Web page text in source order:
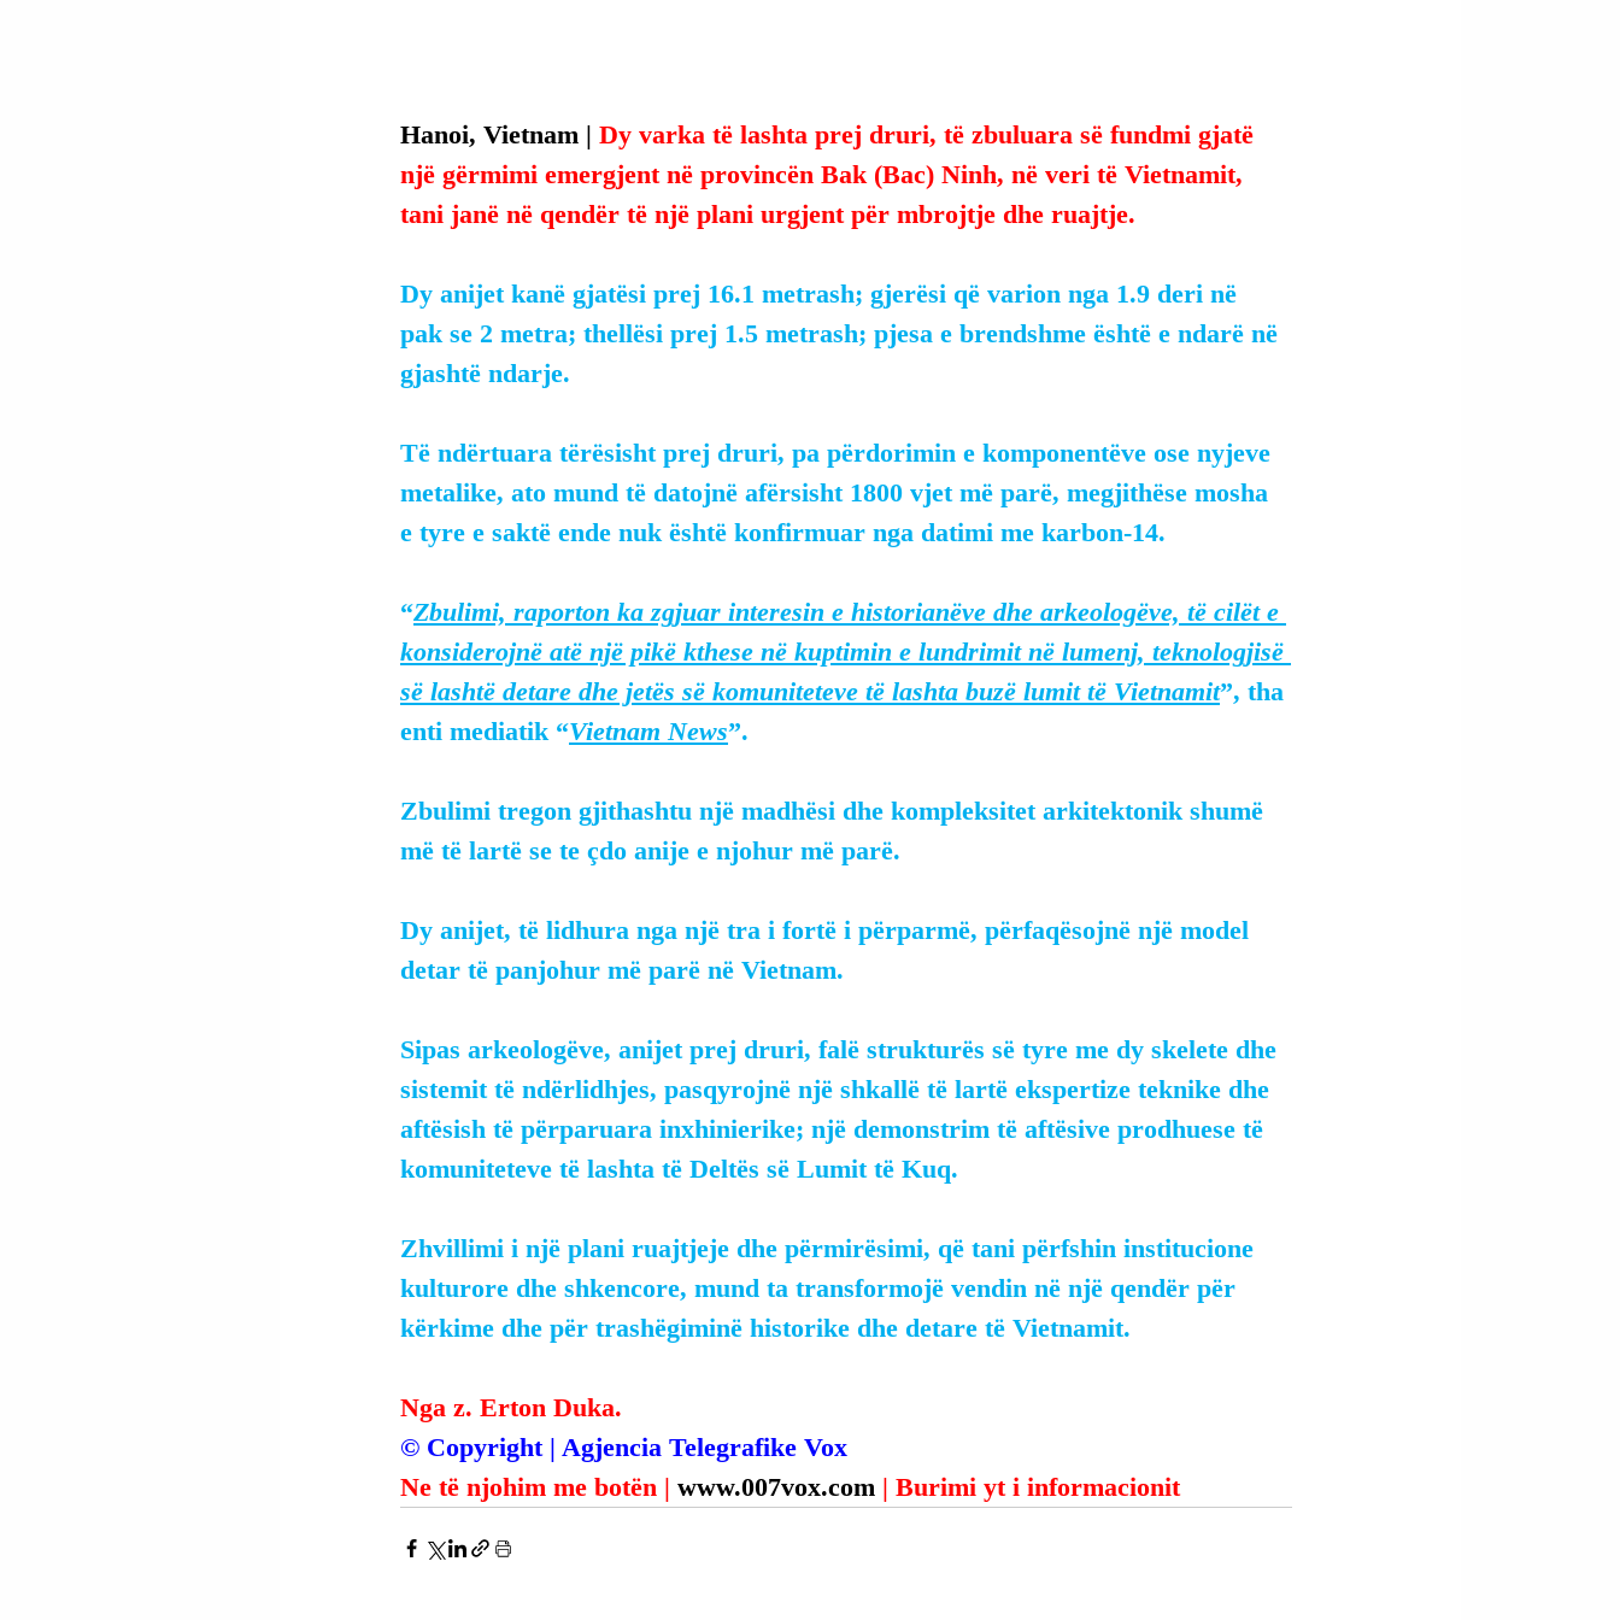
Hanoi, Vietnam | Dy varka të lashta prej druri, të zbuluara së fundmi gjatë
një gërmimi emergjent në provincën Bak (Bac) Ninh, në veri të Vietnamit,
tani janë në qendër të një plani urgjent për mbrojtje dhe ruajtje.
Dy anijet kanë gjatësi prej 16.1 metrash; gjerësi që varion nga 1.9 deri në
pak se 2 metra; thellësi prej 1.5 metrash; pjesa e brendshme është e ndarë në
gjashtë ndarje.
Të ndërtuara tërësisht prej druri, pa përdorimin e komponentëve ose nyjeve
metalike, ato mund të datojnë afërsisht 1800 vjet më parë, megjithëse mosha
e tyre e saktë ende nuk është konfirmuar nga datimi me karbon-14.
“Zbulimi, raporton ka zgjuar interesin e historianëve dhe arkeologëve, të cilët e
konsiderojnë atë një pikë kthese në kuptimin e lundrimit në lumenj, teknologjisë
së lashtë detare dhe jetës së komuniteteve të lashta buzë lumit të Vietnamit”, tha
enti mediatik “Vietnam News”.
Zbulimi tregon gjithashtu një madhësi dhe kompleksitet arkitektonik shumë
më të lartë se te çdo anije e njohur më parë.
Dy anijet, të lidhura nga një tra i fortë i përparmë, përfaqësojnë një model
detar të panjohur më parë në Vietnam.
Sipas arkeologëve, anijet prej druri, falë strukturës së tyre me dy skelete dhe
sistemit të ndërlidhjes, pasqyrojnë një shkallë të lartë ekspertize teknike dhe
aftësish të përparuara inxhinierike; një demonstrim të aftësive prodhuese të
komuniteteve të lashta të Deltës së Lumit të Kuq.
Zhvillimi i një plani ruajtjeje dhe përmirësimi, që tani përfshin institucione
kulturore dhe shkencore, mund ta transformojë vendin në një qendër për
kërkime dhe për trashëgiminë historike dhe detare të Vietnamit.
Nga z. Erton Duka.
© Copyright | Agjencia Telegrafike Vox
Ne të njohim me botën | www.007vox.com | Burimi yt i informacionit